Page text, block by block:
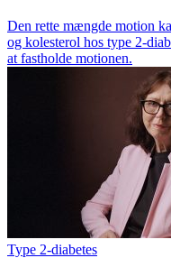
Den rette mængde motion
og kolesterol hos type 2-
at fastholde motionen.
Type 2-diabetes